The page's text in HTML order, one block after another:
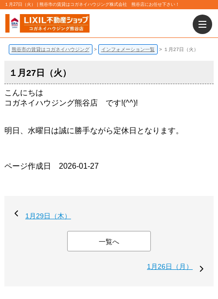
１月27日（火） | 熊谷市の賃貸はコガネイハウジング株式会社 熊谷店にお任せ下さい！
熊谷市の賃貸はコガネイハウジング インフォメーション一覧 １月27日（火）
１月27日（火）
こんにちは
コガネイハウジング熊谷店 です!(^^)!
明日、水曜日は誠に勝手ながら定休日となります。
ページ作成日 2026-01-27
1月29日（木）
一覧へ
1月26日（月）